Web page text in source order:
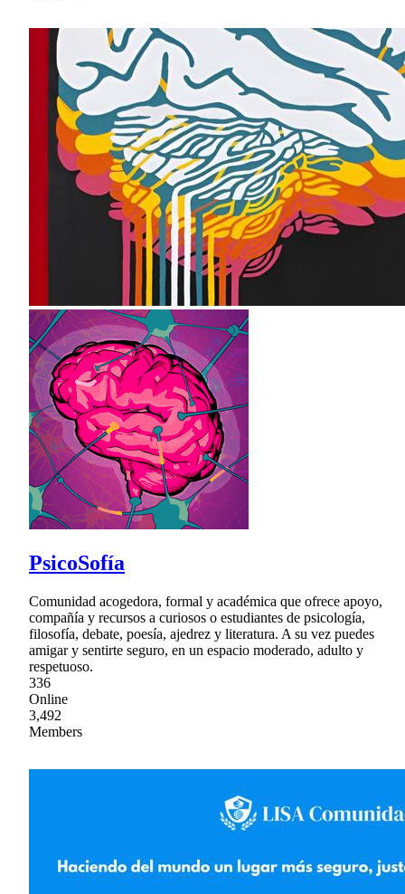
PsicoSofía
Comunidad acogedora, formal y académica que ofrece apoyo,
compañía y recursos a curiosos o estudiantes de psicología,
filosofía, debate, poesía, ajedrez y literatura. A su vez puedes
amigar y sentirte seguro, en un espacio moderado, adulto y
respetuoso.
336
Online
3,492
Members